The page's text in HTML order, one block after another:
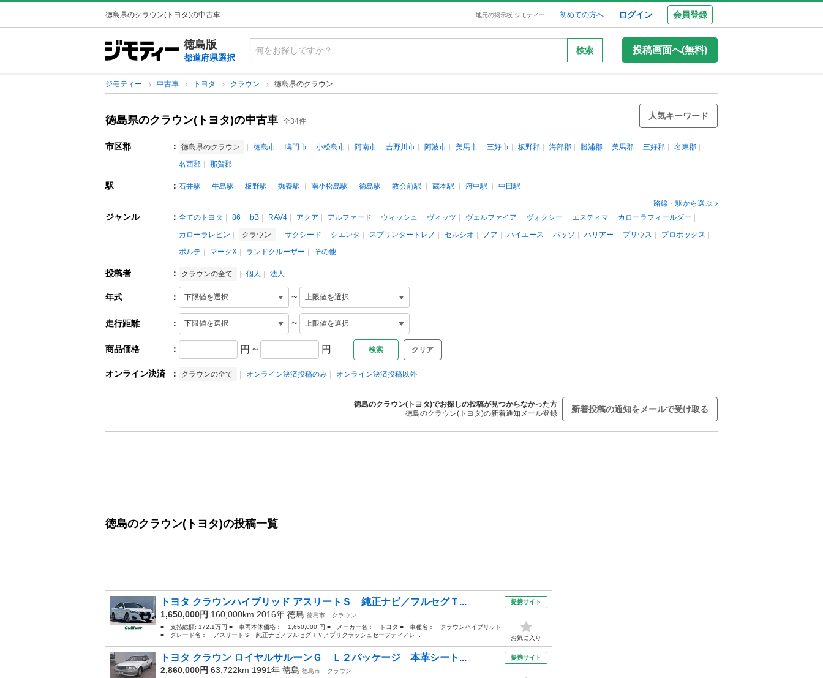
徳島県のクラウン(トヨタ)の中古車 地元の掲示板 ジモティー 初めての方へ ログイン 会員登録
徳島版
都道府県選択
検索 投稿画面へ(無料)
ジモティー 中古車 トヨタ クラウン 徳島県のクラウン
徳島県のクラウン(トヨタ)の中古車 全34件
人気キーワード
市区郡 ： 徳島県のクラウン 徳島市 鳴門市 小松島市 阿南市 吉野川市 阿波市 美馬市 三好市 板野郡 海部郡 勝浦郡 美馬郡 三好郡
名東郡
名西郡
那賀郡
駅 ： 石井駅 牛島駅 板野駅 撫養駅 南小松島駅 徳島駅 教会前駅 蔵本駅 府中駅
中田駅
路線・駅から選ぶ
ジャンル ： 全てのトヨタ 86 bB RAV4 アクア アルファード ウィッシュ ヴィッツ ヴェルファイア ヴォクシー エスティマ
カローラフィールダー
カローラレビン
クラウン サクシード シエンタ スプリンタートレノ セルシオ ノア ハイエース パッソ ハリアー プリウス
プロボックス
ポルテ
マークX ランドクルーザー その他
投稿者 ： クラウンの全て 個人 法人
年式 ： ~
走行距離 ： ~
商品価格 ： 円 ~ 円 クリア
オンライン決済 ： クラウンの全て オンライン決済投稿のみ オンライン決済投稿以外
徳島のクラウン(トヨタ)でお探しの投稿が見つからなかった方
徳島のクラウン(トヨタ)の新着通知メール登録
新着投稿の通知をメールで受け取る
徳島のクラウン(トヨタ)の投稿一覧
トヨタ クラウンハイブリッド アスリートＳ 純正ナビ／フルセグＴ...
1,650,000円 160,000km 2016年 徳島 徳島市
クラウン
■ 支払総額: 172.1万円 ■ 車両本体価格： 1,650,000 円 ■ メーカー名： トヨタ ■ 車種名： クラウンハイブリッド
■ グレード名： アスリートＳ 純正ナビ／フルセグＴＶ／プリクラッシュセーフティ／レ...
提携サイト
お気に入り
トヨタ クラウン ロイヤルサルーンＧ Ｌ２パッケージ 本革シート...
2,860,000円 63,722km 1991年 徳島 徳島市
クラウン
提携サイト